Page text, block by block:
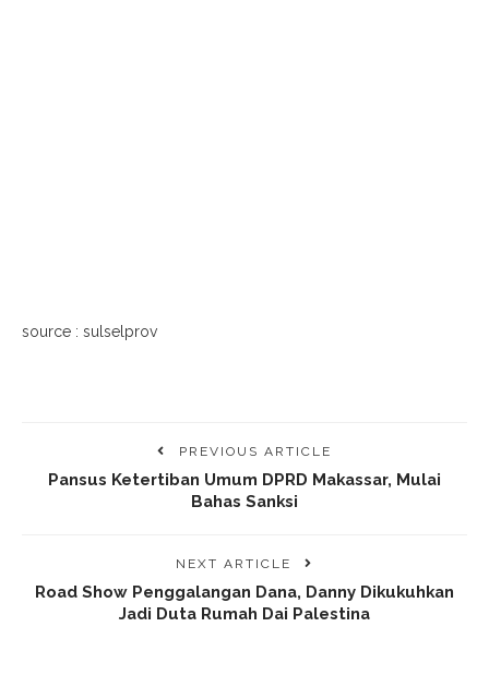
source : sulselprov
PREVIOUS ARTICLE
Pansus Ketertiban Umum DPRD Makassar, Mulai
Bahas Sanksi
NEXT ARTICLE
Road Show Penggalangan Dana, Danny Dikukuhkan
Jadi Duta Rumah Dai Palestina